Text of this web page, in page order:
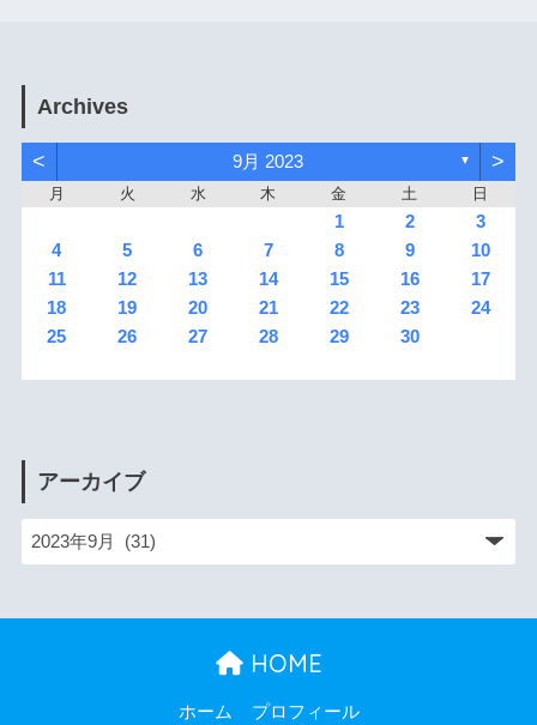
Archives
< 9月 2023 ▼ >
月 火 水 木 金 土 日
1 2
3
4
5 6 7 8 9
10
11
12 13 14 15 16
17
18
19 20 21 22 23
24
25
26 27 28 29 30
アーカイブ
HOME
ホーム プロフィール